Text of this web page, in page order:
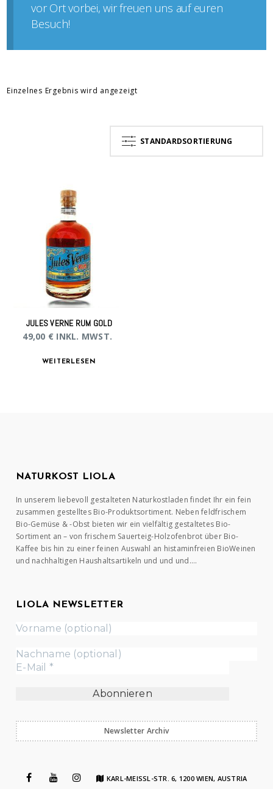
vor Ort vorbei, wir freuen uns auf euren
Besuch!
Einzelnes Ergebnis wird angezeigt
STANDARDSORTIERUNG
JULES VERNE RUM GOLD
49,00 € INKL. MWST.
WEITERLESEN
NATURKOST LIOLA
In unserem liebevoll gestalteten Naturkostladen findet Ihr ein fein
zusammen gestelltes Bio-Produktsortiment. Neben feldfrischem
Bio-Gemüse & -Obst bieten wir ein vielfältig gestaltetes Bio-
Sortiment an – von frischem Sauerteig-Holzofenbrot über Bio-
Kaffee bis hin zu einer feinen Auswahl an histaminfreien BioWeinen
und nachhaltigen Haushaltsartikeln und und und….
LIOLA NEWSLETTER
Newsletter Archiv
KARL-MEISSL-STR. 6, 1200 WIEN, AUSTRIA